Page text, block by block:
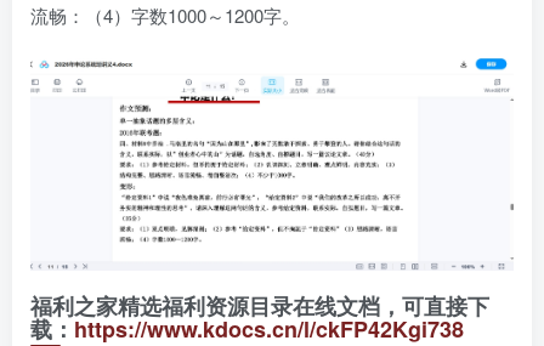
流畅：（4）字数1000～1200字。
福利之家精选福利资源目录在线文档，可直接下
载：https://www.kdocs.cn/l/ckFP42Kgi738